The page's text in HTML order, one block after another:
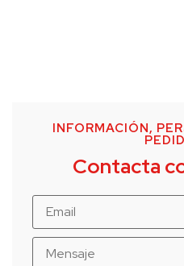
INFORMACIÓN,
Contacta